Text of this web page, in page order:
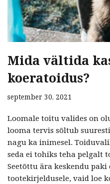
Mida vältida
koeratoidus?
september 30, 2021
Loomale toitu valides on
looma tervis sõltub
nagu ka inimesel.
seda ei tohiks teha pelgalt
Seetõttu ära keskendu paki
tootekirjeldusele, vaid loe